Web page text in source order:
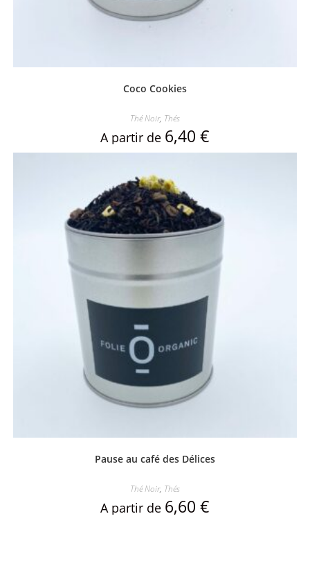
Coco Cookies
Thé Noir, Thés
A partir de 6,40 €
Pause au café des Délices
Thé Noir, Thés
A partir de 6,60 €